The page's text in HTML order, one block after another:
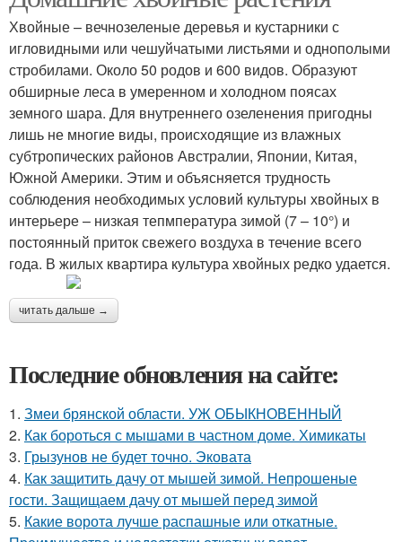
Хвойные – вечнозеленые деревья и кустарники с
игловидными или чешуйчатыми листьями и однополыми
стробилами. Около 50 родов и 600 видов. Образуют
обширные леса в умеренном и холодном поясах
земного шара. Для внутреннего озеленения пригодны
лишь не многие виды, происходящие из влажных
субтропических районов Австралии, Японии, Китая,
Южной Америки. Этим и объясняется трудность
соблюдения необходимых условий культуры хвойных в
интерьере – низкая тепмпература зимой (7 – 10°) и
постоянный приток свежего воздуха в течение всего
года. В жилых квартира культура хвойных редко удается.
читать дальше →
Последние обновления на сайте:
1. Змеи брянской области. УЖ ОБЫКНОВЕННЫЙ
2. Как бороться с мышами в частном доме. Химикаты
3. Грызунов не будет точно. Эковата
4. Как защитить дачу от мышей зимой. Непрошеные
гости. Защищаем дачу от мышей перед зимой
5. Какие ворота лучше распашные или откатные.